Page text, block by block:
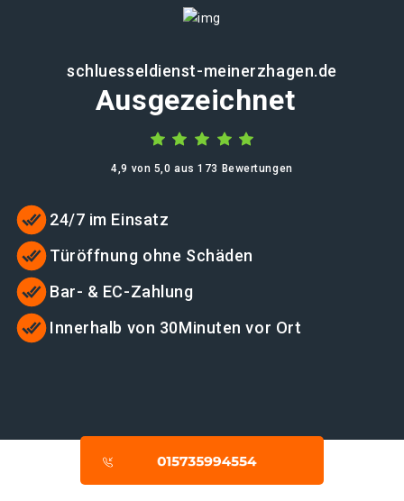
schluesseldienst-meinerzhagen.de
Ausgezeichnet
4,9 von 5,0 aus 173 Bewertungen
24/7 im Einsatz
Türöffnung ohne Schäden
Bar- & EC-Zahlung
Innerhalb von 30Minuten vor Ort